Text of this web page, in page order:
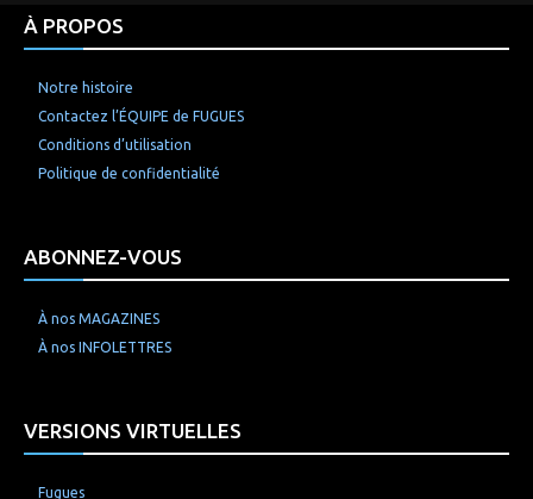
À PROPOS
Notre histoire
Contactez l’ÉQUIPE de FUGUES
Conditions d’utilisation
Politique de confidentialité
ABONNEZ-VOUS
À nos MAGAZINES
À nos INFOLETTRES
VERSIONS VIRTUELLES
Fugues